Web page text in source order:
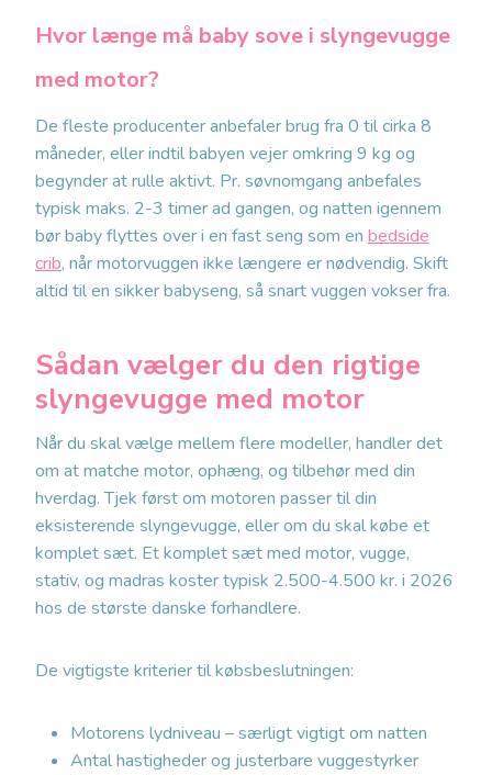
Hvor længe må baby sove i slyngevugge
med motor?
De fleste producenter anbefaler brug fra 0 til cirka 8
måneder, eller indtil babyen vejer omkring 9 kg og
begynder at rulle aktivt. Pr. søvnomgang anbefales
typisk maks. 2-3 timer ad gangen, og natten igennem
bør baby flyttes over i en fast seng som en bedside
crib, når motorvuggen ikke længere er nødvendig. Skift
altid til en sikker babyseng, så snart vuggen vokser fra.
Sådan vælger du den rigtige
slyngevugge med motor
Når du skal vælge mellem flere modeller, handler det
om at matche motor, ophæng, og tilbehør med din
hverdag. Tjek først om motoren passer til din
eksisterende slyngevugge, eller om du skal købe et
komplet sæt. Et komplet sæt med motor, vugge,
stativ, og madras koster typisk 2.500-4.500 kr. i 2026
hos de største danske forhandlere.
De vigtigste kriterier til købsbeslutningen:
Motorens lydniveau – særligt vigtigt om natten
Antal hastigheder og justerbare vuggestyrker